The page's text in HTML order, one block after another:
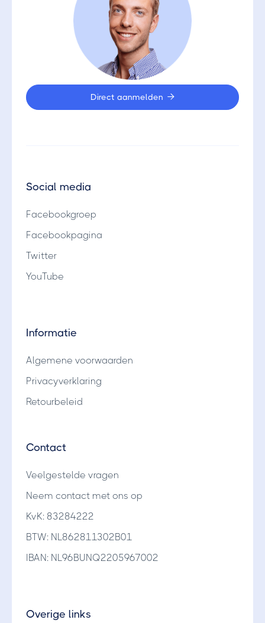
Direct aanmelden 
Social media
Facebookgroep
Facebookpagina
Twitter
YouTube
Informatie
Algemene voorwaarden
Privacyverklaring
Retourbeleid
Contact
Veelgestelde vragen
Neem contact met ons op
KvK: 83284222
BTW: NL862811302B01
IBAN: NL96BUNQ2205967002
Overige links